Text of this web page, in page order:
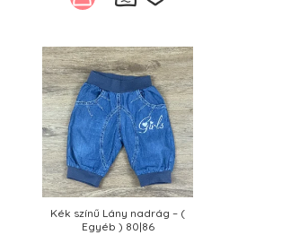
Kívánságlistára
Kék színű Lány nadrág – (
Egyéb ) 80|86